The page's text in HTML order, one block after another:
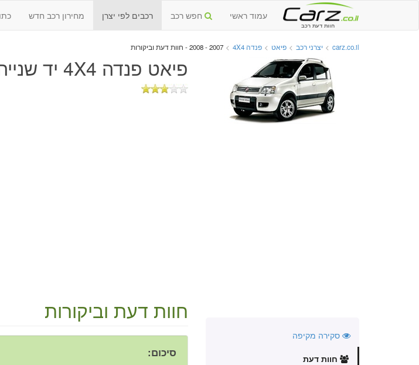
חוות דעת רכב
עמוד ראשי חפש רכב רכבים לפי יצרן מחירון רכב חדש
carz.co.il
> יצרני רכב > פיאט > פנדה 4X4 > 2007 - 2008 - חוות דעת וביקורות
פיאט פנדה 4X4 יד שנייה 2007 - 2008
סקירה מקיפה
חוות דעת
חוות דעת וביקורות
סיכום: